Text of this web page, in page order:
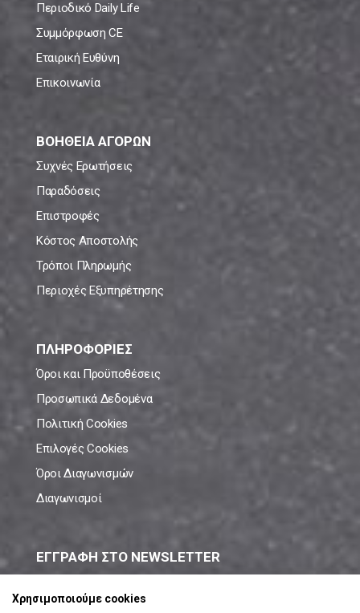
Περιοδικό Daily Life
Συμμόρφωση CE
Εταιρική Ευθύνη
Επικοινωνία
ΒΟΗΘΕΙΑ ΑΓΟΡΩΝ
Συχνές Ερωτήσεις
Παραδόσεις
Επιστροφές
Κόστος Αποστολής
Τρόποι Πληρωμής
Περιοχές Εξυπηρέτησης
ΠΛΗΡΟΦΟΡΙΕΣ
Όροι και Προϋποθέσεις
Προσωπικά Δεδομένα
Πολιτική Cookies
Επιλογές Cookies
Όροι Διαγωνισμών
Διαγωνισμοί
ΕΓΓΡΑΦΗ ΣΤΟ NEWSLETTER
Χρησιμοποιούμε cookies